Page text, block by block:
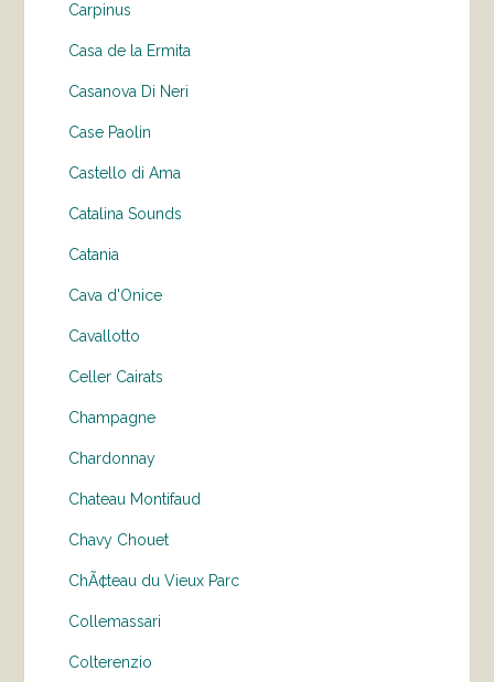
Carpinus
Casa de la Ermita
Casanova Di Neri
Case Paolin
Castello di Ama
Catalina Sounds
Catania
Cava d'Onice
Cavallotto
Celler Cairats
Champagne
Chardonnay
Chateau Montifaud
Chavy Chouet
ChÃ¢teau du Vieux Parc
Collemassari
Colterenzio